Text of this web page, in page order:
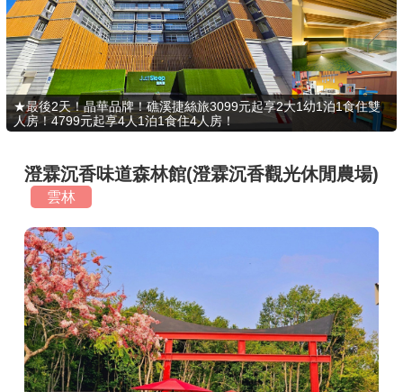
搜尋景點
好康優惠
最新消息
最新留言
商家合作
推薦景點
討論區
★最後2天！晶華品牌！礁溪捷絲旅3099元起享2大1幼1泊1食住雙
人房！4799元起享4人1泊1食住4人房！
澄霖沉香味道森林館(澄霖沉香觀光休閒農場)
雲林